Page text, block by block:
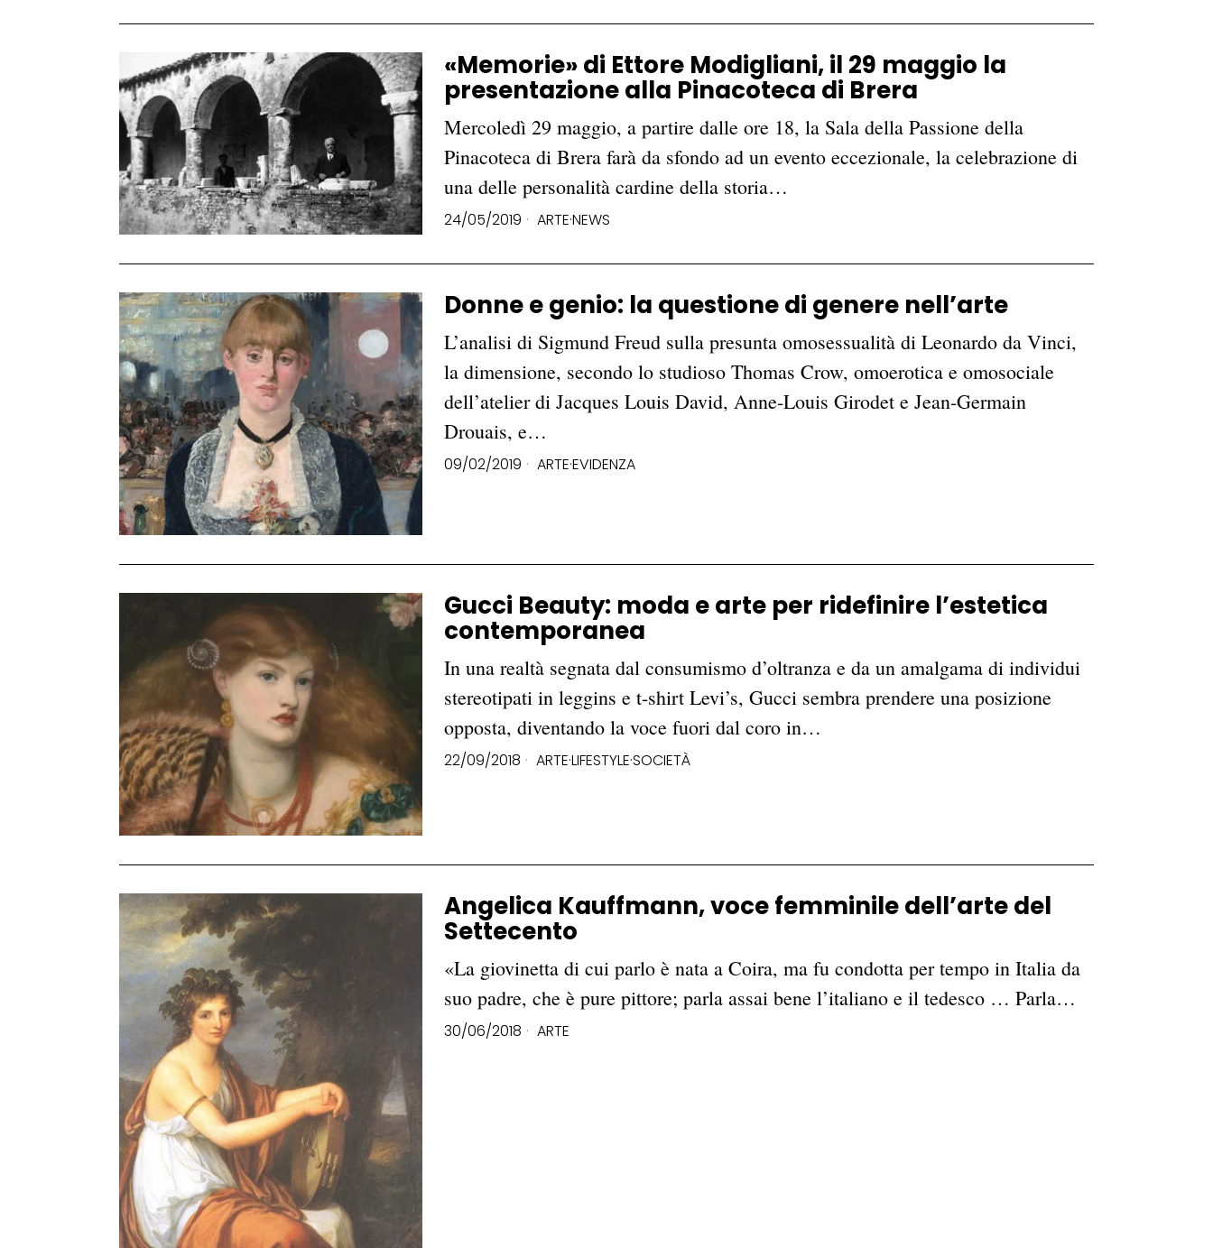
«Memorie» di Ettore Modigliani, il 29 maggio la
presentazione alla Pinacoteca di Brera
Mercoledì 29 maggio, a partire dalle ore 18, la Sala della Passione della
Pinacoteca di Brera farà da sfondo ad un evento eccezionale, la celebrazione di
una delle personalità cardine della storia…
24/05/2019 ARTE·NEWS
Donne e genio: la questione di genere nell’arte
L’analisi di Sigmund Freud sulla presunta omosessualità di Leonardo da Vinci,
la dimensione, secondo lo studioso Thomas Crow, omoerotica e omosociale
dell’atelier di Jacques Louis David, Anne-Louis Girodet e Jean-Germain
Drouais, e…
09/02/2019 ARTE·EVIDENZA
Gucci Beauty: moda e arte per ridefinire l’estetica
contemporanea
In una realtà segnata dal consumismo d’oltranza e da un amalgama di individui
stereotipati in leggins e t-shirt Levi’s, Gucci sembra prendere una posizione
opposta, diventando la voce fuori dal coro in…
22/09/2018 ARTE·LIFESTYLE·SOCIETÀ
Angelica Kauffmann, voce femminile dell’arte del
Settecento
«La giovinetta di cui parlo è nata a Coira, ma fu condotta per tempo in Italia da
suo padre, che è pure pittore; parla assai bene l’italiano e il tedesco … Parla…
30/06/2018 ARTE